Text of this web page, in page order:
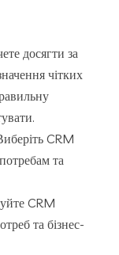
досягти за
чітких
CRM
та
CRM
та бізнес-